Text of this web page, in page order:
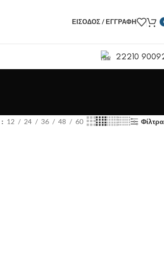
ΕΊΣΟΔΟΣ / ΕΓΓΡΑΦΉ
22210
12 24 36 48 60 Φίλτρα